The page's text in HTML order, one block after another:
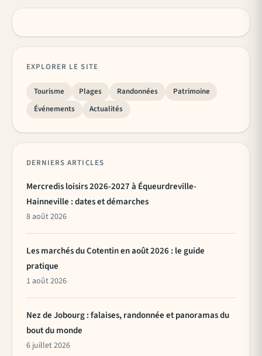
EXPLORER LE SITE
Tourisme Plages Randonnées
Patrimoine
Événements
Actualités
DERNIERS ARTICLES
Mercredis loisirs 2026-2027 à Équeurdreville-
Hainneville : dates et démarches
8 août 2026
Les marchés du Cotentin en août 2026 : le guide
pratique
1 août 2026
Nez de Jobourg : falaises, randonnée et panoramas du
bout du monde
6 juillet 2026